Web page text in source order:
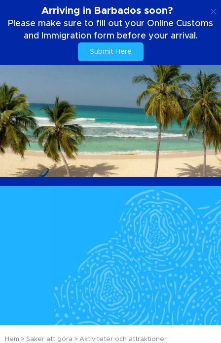
Arriving in Barbados soon?
Please make sure to fill out your Online Customs
and Immigration form before your arrival.
Submit Here
Hem Saker att göra
Aktiviteter och attraktioner